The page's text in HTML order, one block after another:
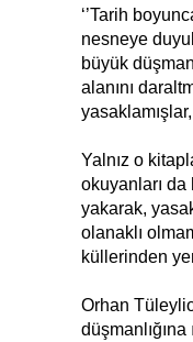
‘’Tarih
nesneye
büyük
alanını
Yalnız o
okuyanları da
yakarak,
olanaklı
küllerinden
Orhan
düşmanlığına